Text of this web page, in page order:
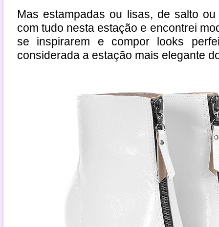
Mas estampadas ou lisas, de salto
com tudo nesta estação e encontrei
se inspirarem e compor looks
considerada a estação mais elegante